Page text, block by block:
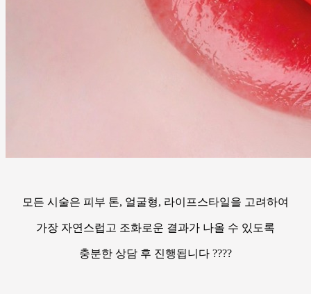
모든 시술은 피부 톤, 얼굴형, 라이프스타일을 고려하여
가장 자연스럽고 조화로운 결과가 나올 수 있도록
충분한 상담 후 진행됩니다 ????